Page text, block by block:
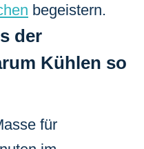
begeistern.
der
Kühlen so
für